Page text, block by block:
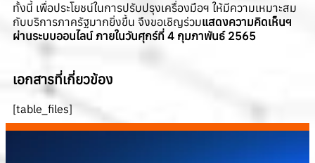
ทั้งนี้ เพื่อประโยชน์ในการปรับปรุงเครื่องมือฯ ให้มีความเหมาะสม
กับบริการภาครัฐมากยิ่งขึ้น จึงขอเชิญร่วมแสดงความคิดเห็นฯ
ผ่านระบบออนไลน์ ภายในวันศุกร์ที่ 4 กุมภาพันธ์ 2565
เอกสารที่เกี่ยวข้อง
[table_files]